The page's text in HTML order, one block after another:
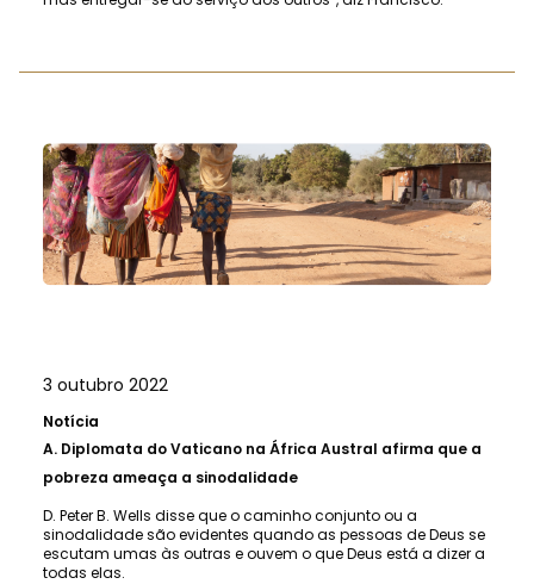
3 outubro 2022
Notícia
A. Diplomata do Vaticano na África Austral afirma que a
pobreza ameaça a sinodalidade
D. Peter B. Wells disse que o caminho conjunto ou a
sinodalidade são evidentes quando as pessoas de Deus se
escutam umas às outras e ouvem o que Deus está a dizer a
todas elas.